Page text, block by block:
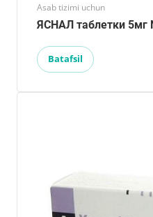
Asab tizimi uchun
ЯСНАЛ таблетки 5мг
Batafsil